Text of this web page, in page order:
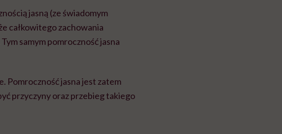
jasną (ze świadomym
całkowitego zachowania
samym pomroczność jasna
Pomroczność jasna jest zatem
przyczyny oraz przebieg takiego